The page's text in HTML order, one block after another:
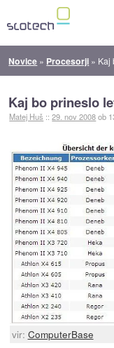
Novice » Procesorji » Kaj
Kaj bo prineslo
Matej Huš ::29. nov 2008ob
vir: ComputerBase